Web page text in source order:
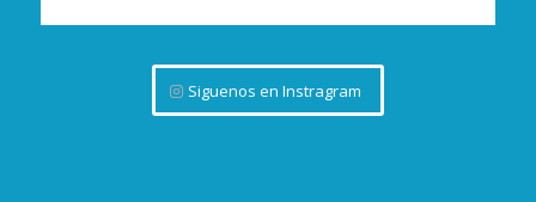
Siguenos en Instragram